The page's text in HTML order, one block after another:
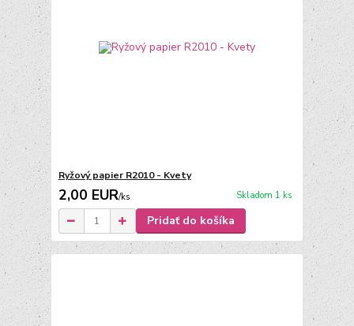
Ryžový papier R2010 - Kvety
2,00 EUR/ks Skladom 1 ks
Pridať do košíka